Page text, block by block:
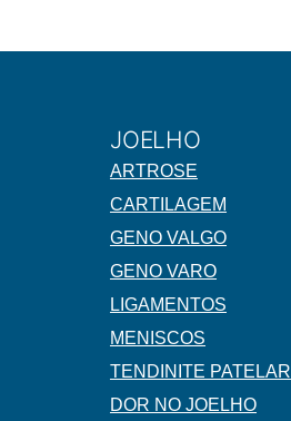
JOELHO
ARTROSE
CARTILAGEM
GENO VALGO
GENO VARO
LIGAMENTOS
MENISCOS
TENDINITE PATELAR
DOR NO JOELHO